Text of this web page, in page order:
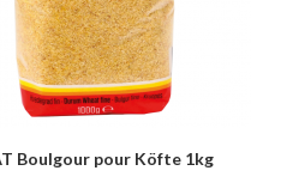
Boulgour pour Köfte 1kg
+ Ajouter au panier